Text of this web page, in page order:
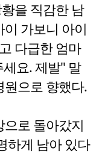
을 직감한 남
가보니 아이
다급한 엄마
요. 제발" 말
원으로 향했다.
로 돌아갔지
하게 남아 있다